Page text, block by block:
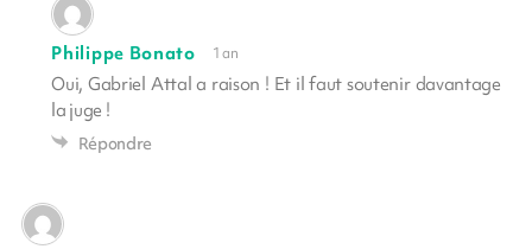
Philippe Bonato 1 an
Oui, Gabriel Attal a raison ! Et il faut soutenir davantage
la juge !
Répondre